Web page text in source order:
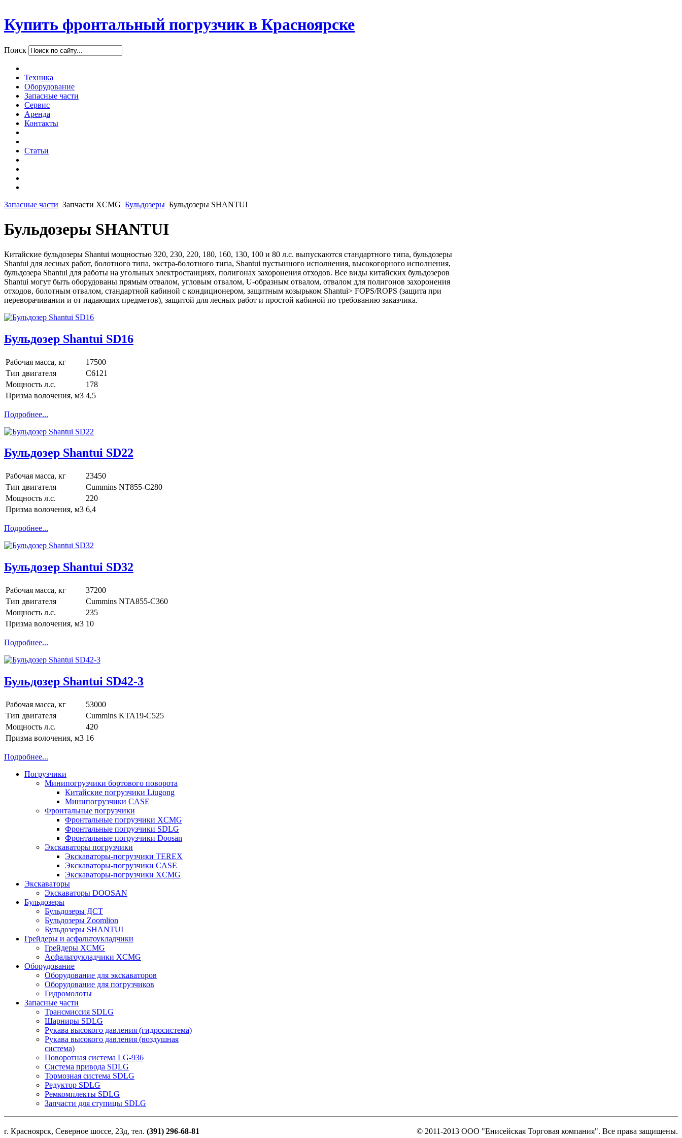
Купить фронтальный погрузчик в Красноярске
Поиск
Техника
Оборудование
Запасные части
Сервис
Аренда
Контакты
Статьи
Запасные части Запчасти XCMG Бульдозеры Бульдозеры SHANTUI
Бульдозеры SHANTUI
Китайские бульдозеры Shantui мощностью 320, 230, 220, 180, 160, 130, 100 и 80 л.с. выпускаются стандартного типа, бульдозеры
Shantui для лесных работ, болотного типа, экстра-болотного типа, Shantui пустынного исполнения, высокогорного исполнения,
бульдозера Shantui для работы на угольных электростанциях, полигонах захоронения отходов. Все виды китайских бульдозеров
Shantui могут быть оборудованы прямым отвалом, угловым отвалом, U-образным отвалом, отвалом для полигонов захоронения
отходов, болотным отвалом, стандартной кабиной с кондиционером, защитным козырьком Shantui> FOPS/ROPS (защита при
переворачивании и от падающих предметов), защитой для лесных работ и простой кабиной по требованию заказчика.
Бульдозер Shantui SD16
Рабочая масса, кг
17500
Тип двигателя
C6121
Мощность л.с.
178
Призма волочения, м3 4,5
Подробнее...
Бульдозер Shantui SD22
Рабочая масса, кг
23450
Тип двигателя
Cummins NT855-C280
Мощность л.с.
220
Призма волочения, м3 6,4
Подробнее...
Бульдозер Shantui SD32
Рабочая масса, кг
37200
Тип двигателя
Cummins NTA855-C360
Мощность л.с.
235
Призма волочения, м3 10
Подробнее...
Бульдозер Shantui SD42-3
Рабочая масса, кг
53000
Тип двигателя
Cummins KTA19-C525
Мощность л.с.
420
Призма волочения, м3 16
Подробнее...
Погрузчики
Минипогрузчики бортового поворота
Китайские погрузчики Liugong
Минипогрузчики CASE
Фронтальные погрузчики
Фронтальные погрузчики XCMG
Фронтальные погрузчики SDLG
Фронтальные погрузчики Doosan
Экскаваторы погрузчики
Экскаваторы-погрузчики TEREX
Экскаваторы-погрузчики CASE
Экскаваторы-погрузчики XCMG
Экскаваторы
Экскаваторы DOOSAN
Бульдозеры
Бульдозеры ДСТ
Бульдозеры Zoomlion
Бульдозеры SHANTUI
Грейдеры и асфальтоукладчики
Грейдеры XCMG
Асфальтоукладчики XCMG
Оборудование
Оборудование для экскаваторов
Оборудование для погрузчиков
Гидромолоты
Запасные части
Трансмиссия SDLG
Шарниры SDLG
Рукава высокого давления (гидросистема)
Рукава высокого давления (воздушная
система)
Поворотная система LG-936
Система привода SDLG
Тормозная система SDLG
Редуктор SDLG
Ремкомплекты SDLG
Запчасти для ступицы SDLG
г. Красноярск, Северное шоссе, 23д, тел. (391) 296-68-81 © 2011-2013 ООО "Енисейская Торговая компания". Все права защищены.